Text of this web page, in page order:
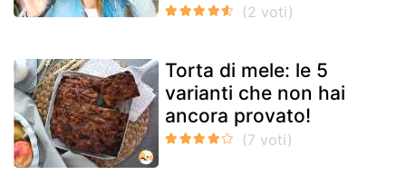
Torta di mele: le 5
varianti che non hai
ancora provato!